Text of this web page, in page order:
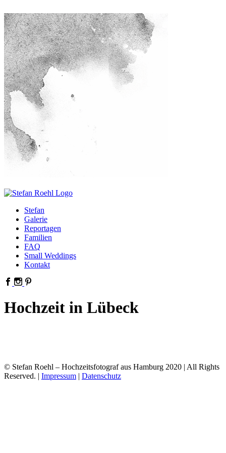
Stefan
Galerie
Reportagen
Familien
FAQ
Small Weddings
Kontakt
Hochzeit in Lübeck
© Stefan Roehl – Hochzeitsfotograf aus Hamburg 2020 | All Rights
Reserved. | Impressum | Datenschutz